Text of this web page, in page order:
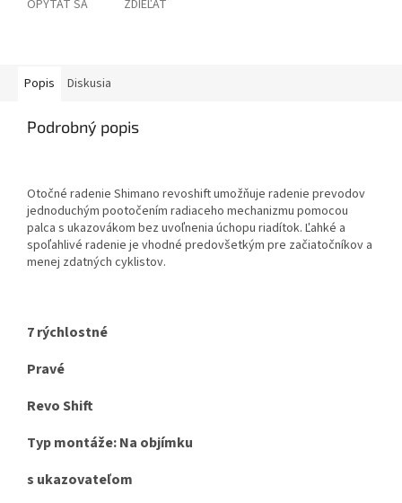
OPÝTAŤ SA ZDIEĽAŤ
Popis Diskusia
Podrobný popis
Otočné radenie Shimano revoshift umožňuje radenie prevodov
jednoduchým pootočením radiaceho mechanizmu pomocou
palca s ukazovákom bez uvoľnenia úchopu riadítok. Ľahké a
spoľahlivé radenie je vhodné predovšetkým pre začiatočníkov a
menej zdatných cyklistov.
7 rýchlostné
Pravé
Revo Shift
Typ montáže: Na objímku
s ukazovateľom